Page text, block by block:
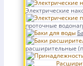
Электрические
проточные
расширительные